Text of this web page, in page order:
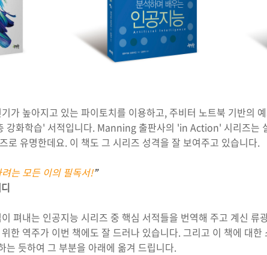
가 높아지고 있는 파이토치를 이용하고, 주비터 노트북 기반의
강화학습' 서적입니다. Manning 출판사의 'in Action' 시리즈는
로 유명한데요. 이 책도 그 시리즈 성격을 잘 보여주고 있습니다.
는 모든 이의 필독서!”
펴내는 인공지능 시리즈 중 핵심 서적들을 번역해 주고 계신 류
한 역주가 이번 책에도 잘 드러나 있습니다. 그리고 이 책에 대
는 듯하여 그 부분을 아래에 옮겨 드립니다.